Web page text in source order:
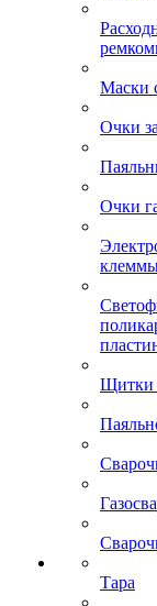
Маски
Очки
Очки
Щитки
Тара